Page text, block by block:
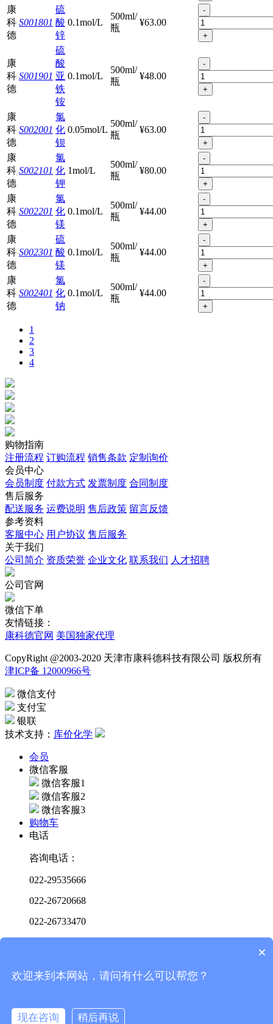
康
科
德
S001801
硫
酸
锌
0.1mol/L
500ml/
瓶
¥63.00
-
+
康
科
德
S001901
硫
酸
亚
铁
铵
0.1mol/L
500ml/
瓶
¥48.00
-
+
康
科
德
S002001
氯
化
钡
0.05mol/L
500ml/
瓶
¥63.00
-
+
康
科
德
S002101
氯
化
钾
1mol/L
500ml/
瓶
¥80.00
-
+
康
科
德
S002201
氯
化
镁
0.1mol/L
500ml/
瓶
¥44.00
-
+
康
科
德
S002301
硫
酸
镁
0.1mol/L
500ml/
瓶
¥44.00
-
+
康
科
德
S002401
氯
化
钠
0.1mol/L
500ml/
瓶
¥44.00
-
+
1
2
3
4
购物指南
注册流程 订购流程 销售条款 定制询价
会员中心
会员制度 付款方式 发票制度 合同制度
售后服务
配送服务 运费说明 售后政策 留言反馈
参考资料
客服中心 用户协议 售后服务
关于我们
公司简介 资质荣誉 企业文化 联系我们 人才招聘
公司官网
微信下单
友情链接：
康科德官网 美国独家代理
CopyRight @2003-2020 天津市康科德科技有限公司 版权所有
津ICP备 12000966号
微信支付
支付宝
银联
技术支持： 库价化学
会员
微信客服
微信客服1
微信客服2
微信客服3
购物车
电话
咨询电话：
022-29535666
022-26720668
022-26733470
扫码关注
 顶部
×
欢迎来到本网站，请问有什么可以帮您？
现在咨询 稍后再说